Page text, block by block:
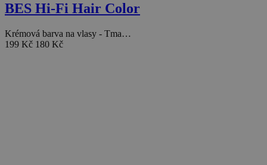
BES Hi-Fi Hair Color
Krémová barva na vlasy - Tma…
199 Kč 180 Kč